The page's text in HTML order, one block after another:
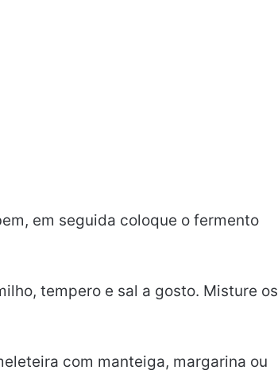
em seguida coloque o fermento
tempero e sal a gosto. Misture os
com manteiga, margarina ou